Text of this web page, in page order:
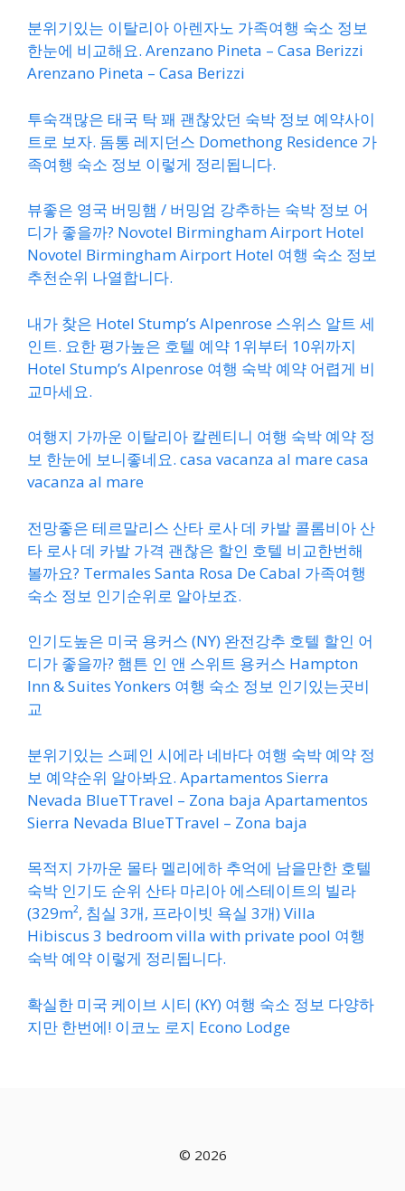
분위기있는 이탈리아 아렌자노 가족여행 숙소 정보
한눈에 비교해요. Arenzano Pineta – Casa Berizzi
Arenzano Pineta – Casa Berizzi
투숙객많은 태국 탁 꽤 괜찮았던 숙박 정보 예약사이
트로 보자. 돔통 레지던스 Domethong Residence 가
족여행 숙소 정보 이렇게 정리됩니다.
뷰좋은 영국 버밍햄 / 버밍엄 강추하는 숙박 정보 어
디가 좋을까? Novotel Birmingham Airport Hotel
Novotel Birmingham Airport Hotel 여행 숙소 정보
추천순위 나열합니다.
내가 찾은 Hotel Stump’s Alpenrose 스위스 알트 세
인트. 요한 평가높은 호텔 예약 1위부터 10위까지
Hotel Stump’s Alpenrose 여행 숙박 예약 어렵게 비
교마세요.
여행지 가까운 이탈리아 칼렌티니 여행 숙박 예약 정
보 한눈에 보니좋네요. casa vacanza al mare casa
vacanza al mare
전망좋은 테르말리스 산타 로사 데 카발 콜롬비아 산
타 로사 데 카발 가격 괜찮은 할인 호텔 비교한번해
볼까요? Termales Santa Rosa De Cabal 가족여행
숙소 정보 인기순위로 알아보죠.
인기도높은 미국 용커스 (NY) 완전강추 호텔 할인 어
디가 좋을까? 햄튼 인 앤 스위트 용커스 Hampton
Inn & Suites Yonkers 여행 숙소 정보 인기있는곳비
교
분위기있는 스페인 시에라 네바다 여행 숙박 예약 정
보 예약순위 알아봐요. Apartamentos Sierra
Nevada BlueTTravel – Zona baja Apartamentos
Sierra Nevada BlueTTravel – Zona baja
목적지 가까운 몰타 멜리에하 추억에 남을만한 호텔
숙박 인기도 순위 산타 마리아 에스테이트의 빌라
(329m², 침실 3개, 프라이빗 욕실 3개) Villa
Hibiscus 3 bedroom villa with private pool 여행
숙박 예약 이렇게 정리됩니다.
확실한 미국 케이브 시티 (KY) 여행 숙소 정보 다양하
지만 한번에! 이코노 로지 Econo Lodge
© 2026